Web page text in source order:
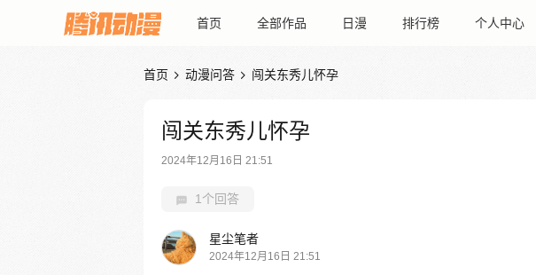
首页 全部作品 日漫 排行榜 个人中心
首页  动漫问答  闯关东秀儿怀孕
闯关东秀儿怀孕
2024年12月16日 21:51
1个回答
星尘笔者
2024年12月16日 21:51